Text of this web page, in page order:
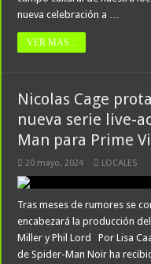
nueva celebración a …
VER MAS...
Nicolas Cage
nueva serie live-
Man para Prime
20 mayo, 2024 LOCALES
Tras meses de rumores se
encabezará la producción
Miller y Phil Lord Por Lisa
de Spider-Man Noir ha